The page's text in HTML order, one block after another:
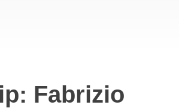
Fabrizio